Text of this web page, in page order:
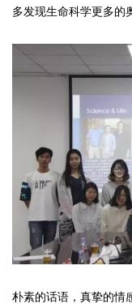
多发现生命科学更多的
朴素的话语，真挚的情